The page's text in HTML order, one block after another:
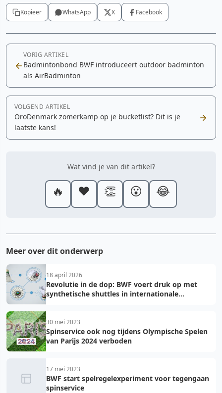
Cookie-instellingen aanpassen
Kopieer WhatsApp X Facebook
VORIG ARTIKEL
Badmintonbond BWF introduceert outdoor badminton
als AirBadminton
VOLGEND ARTIKEL
OroDenmark zomerkamp op je bucketlist? Dit is je
laatste kans!
Wat vind je van dit artikel?
🔥 ❤️ 👏 😮 😂
Meer over dit onderwerp
18 april 2026
Revolutie in de dop: BWF voert druk op met
synthetische shuttles in internationale
30 mei 2023
Spinservice ook nog tijdens Olympische Spelen
van Parijs 2024 verboden
17 mei 2023
BWF start spelregelexperiment voor tegengaan
spinservice